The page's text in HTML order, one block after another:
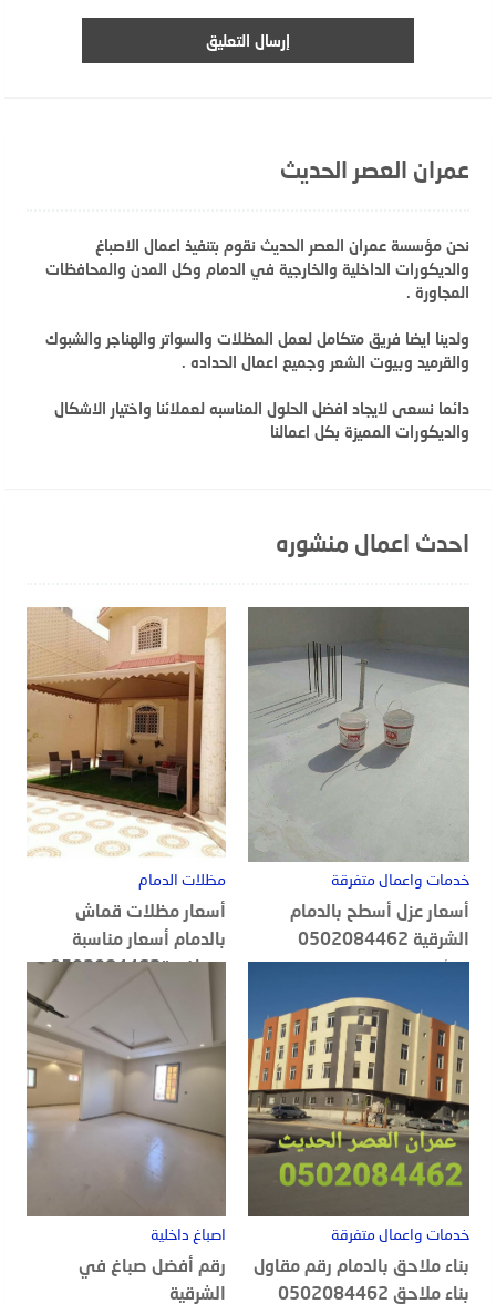
عمران العصر الحديث
نحن مؤسسة عمران العصر الحديث نقوم بتنفيذ اعمال الاصباغ
والديكورات الداخلية والخارجية في الدمام وكل المدن والمحافظات
المجاورة .
ولدينا ايضا فريق متكامل لعمل المظلات والسواتر والهناجر والشبوك
والقرميد وبيوت الشعر وجميع اعمال الحداده .
دائما نسعى لايجاد افضل الحلول المناسبه لعملائنا واختيار الاشكال
والديكورات المميزة بكل اعمالنا
احدث اعمال منشوره
خدمات واعمال متفرقة
أسعار عزل أسطح بالدمام
الشرقية 0502084462
مظلات الدمام
أسعار مظلات قماش
بالدمام أسعار مناسبة
ومنافسة0502084462
خدمات واعمال متفرقة
بناء ملاحق بالدمام رقم مقاول
بناء ملاحق 0502084462
اصباغ داخلية
رقم أفضل صباغ في
الشرقية